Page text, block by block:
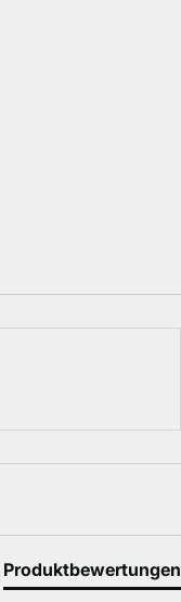
Produktbewertungen